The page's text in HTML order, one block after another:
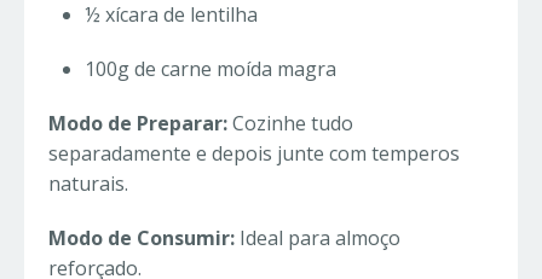
½ xícara de lentilha
100g de carne moída magra
Modo de Preparar:Cozinhe tudo
separadamente e depois junte com temperos
naturais.
Modo de Consumir: Ideal para almoço
reforçado.